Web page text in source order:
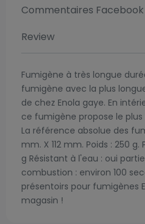
Commentaires Facebook
Review
Fumigène à très longue
fumigène avec la plus
de chez Enola gaye. En
ce fumigène propose le
La référence absolue des
mm. X 112 mm. Poids : 250
g Résistant à l'eau : oui
combustion : environ 100
présentoirs pour fumigènes
magasin !